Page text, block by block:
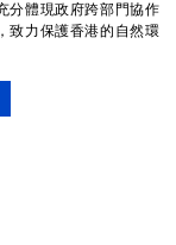
體現政府跨部門協作
致力保護香港的自然環